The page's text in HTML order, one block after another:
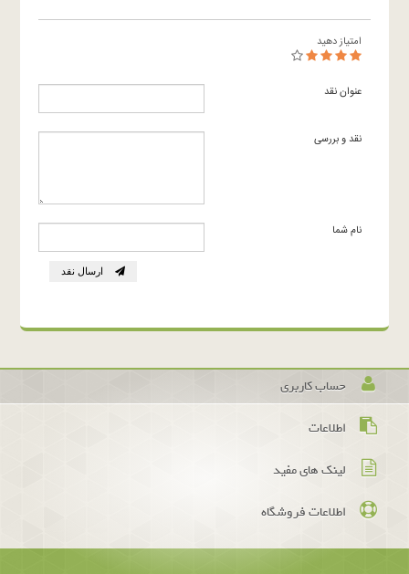
امتیاز دهید
عنوان نقد
نقد و بررسی
نام شما
ارسال نقد
حساب کاربری
اطلاعات
لینک های مفید
اطلاعات فروشگاه